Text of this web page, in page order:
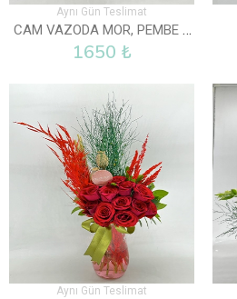
Aynı Gün Teslimat
CAM VAZODA MOR, PEMBE VE BEYAZ LISYANTUS
1650 ₺
Aynı Gün Teslimat